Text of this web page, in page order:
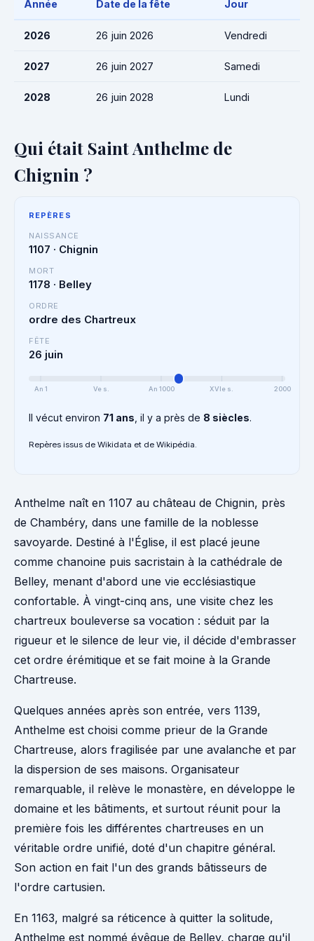
Année Date de la fête Jour
2026 26 juin 2026 Vendredi
2027 26 juin 2027 Samedi
2028 26 juin 2028 Lundi
Qui était Saint Anthelme de
Chignin ?
REPÈRES
NAISSANCE
1107 · Chignin
MORT
1178 · Belley
ORDRE
ordre des Chartreux
FÊTE
26 juin
An 1 Ve s. An 1000 XVIe s. 2000
Il vécut environ 71 ans , il y a près de 8 siècles.
Repères issus de Wikidata et de Wikipédia.
Anthelme naît en 1107 au château de Chignin, près
de Chambéry, dans une famille de la noblesse
savoyarde. Destiné à l'Église, il est placé jeune
comme chanoine puis sacristain à la cathédrale de
Belley, menant d'abord une vie ecclésiastique
confortable. À vingt-cinq ans, une visite chez les
chartreux bouleverse sa vocation : séduit par la
rigueur et le silence de leur vie, il décide d'embrasser
cet ordre érémitique et se fait moine à la Grande
Chartreuse.
Quelques années après son entrée, vers 1139,
Anthelme est choisi comme prieur de la Grande
Chartreuse, alors fragilisée par une avalanche et par
la dispersion de ses maisons. Organisateur
remarquable, il relève le monastère, en développe le
domaine et les bâtiments, et surtout réunit pour la
première fois les différentes chartreuses en un
véritable ordre unifié, doté d'un chapitre général.
Son action en fait l'un des grands bâtisseurs de
l'ordre cartusien.
En 1163, malgré sa réticence à quitter la solitude,
Anthelme est nommé évêque de Belley, charge qu'il